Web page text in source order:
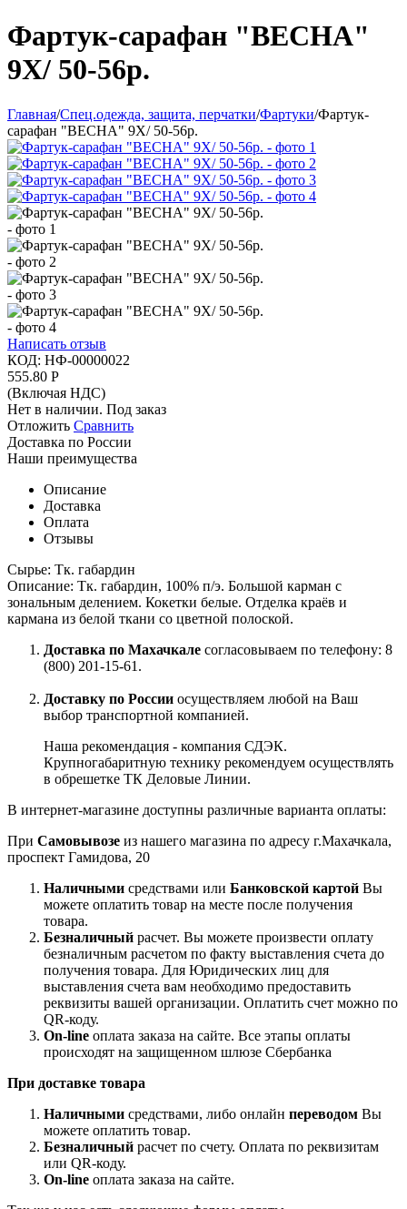
Фартук-сарафан "ВЕСНА"
9X/ 50-56р.
Главная/Спец.одежда, защита, перчатки/Фартуки/Фартук-
сарафан "ВЕСНА" 9X/ 50-56р.
Написать отзыв
КОД: НФ-00000022
555.80 Р
(Включая НДС)
Нет в наличии. Под заказ
Отложить Сравнить
Доставка по России
Наши преимущества
Описание
Доставка
Оплата
Отзывы
Сырье: Тк. габардин
Описание: Тк. габардин, 100% п/э. Большой карман с
зональным делением. Кокетки белые. Отделка краёв и
кармана из белой ткани со цветной полоской.
Доставка по Махачкале согласовываем по телефону: 8
(800) 201-15-61.
Доставку по России осуществляем любой на Ваш
выбор транспортной компанией.
Наша рекомендация - компания СДЭК.
Крупногабаритную технику рекомендуем осуществлять
в обрешетке ТК Деловые Линии.
В интернет-магазине доступны различные варианта оплаты:
При Самовывозе из нашего магазина по адресу г.Махачкала,
проспект Гамидова, 20
Наличными средствами или Банковской картой Вы
можете оплатить товар на месте после получения
товара.
Безналичный расчет. Вы можете произвести оплату
безналичным расчетом по факту выставления счета до
получения товара. Для Юридических лиц для
выставления счета вам необходимо предоставить
реквизиты вашей организации. Оплатить счет можно по
QR-коду.
On-line оплата заказа на сайте. Все этапы оплаты
происходят на защищенном шлюзе Сбербанка
При доставке товара
Наличными средствами, либо онлайн переводом Вы
можете оплатить товар.
Безналичный расчет по счету. Оплата по реквизитам
или QR-коду.
On-line оплата заказа на сайте.